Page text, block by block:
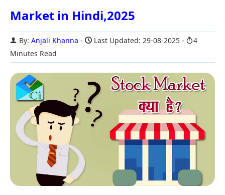
Market in Hindi,2025
By: Anjali Khanna Last Updated: 29-08-2025
4
Minutes Read